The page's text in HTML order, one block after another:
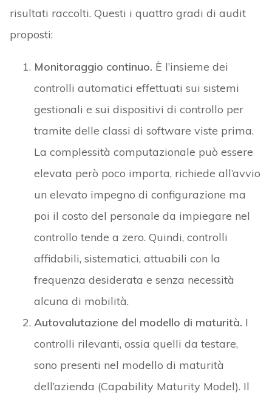
risultati raccolti. Questi i quattro gradi di audit
proposti:
Monitoraggio continuo. È l’insieme dei
controlli automatici effettuati sui sistemi
gestionali e sui dispositivi di controllo per
tramite delle classi di software viste prima.
La complessità computazionale può essere
elevata però poco importa, richiede all’avvio
un elevato impegno di configurazione ma
poi il costo del personale da impiegare nel
controllo tende a zero. Quindi, controlli
affidabili, sistematici, attuabili con la
frequenza desiderata e senza necessità
alcuna di mobilità.
Autovalutazione del modello di maturità. I
controlli rilevanti, ossia quelli da testare,
sono presenti nel modello di maturità
dell’azienda (Capability Maturity Model). Il